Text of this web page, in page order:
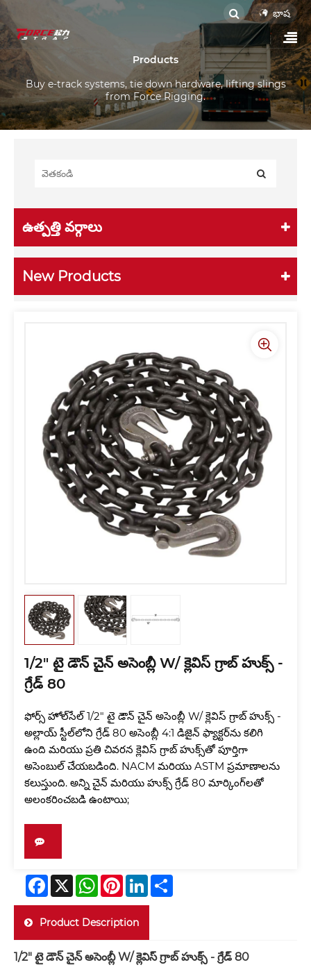
భాష
Products
Buy e-track systems, tie down hardware, lifting slings
from Force Rigging.
ఉత్పత్తి వర్గాలు
New Products
1/2" టై డౌన్ చైన్ అసెంబ్లీ W/ క్లెవిస్ గ్రాబ్ హుక్స్ -
గ్రేడ్ 80
ఫోర్స్ హోల్‌సేల్ 1/2" టై డౌన్ చైన్ అసెంబ్లీ W/ క్లెవిస్ గ్రాబ్ హుక్స్ -
అల్లాయ్ స్టీల్‌లోని గ్రేడ్ 80 అసెంబ్లీ 4:1 డిజైన్ ఫ్యాక్టర్‌ను కలిగి
ఉంది మరియు ప్రతి చివరన క్లెవిస్ గ్రాబ్ హుక్స్‌తో పూర్తిగా
అసెంబుల్ చేయబడింది. NACM మరియు ASTM ప్రమాణాలను
కలుస్తుంది. అన్ని చైన్ మరియు హుక్స్ గ్రేడ్ 80 మార్కింగ్‌లతో
అలంకరించబడి ఉంటాయి;
Facebook
X WhatsAppPinterestLinkedIn
Product Description
1/2" టై డౌన్ చైన్ అసెంబ్లీ W/ క్లెవిస్ గ్రాబ్ హుక్స్ - గ్రేడ్ 80